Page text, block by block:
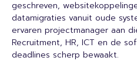
geschreven,
datamigraties vanuit oude
ervaren projectmanager aan
Recruitment, HR, ICT en de
deadlines scherp bewaakt.